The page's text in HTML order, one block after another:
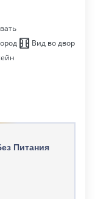
Вид во двор
Питания